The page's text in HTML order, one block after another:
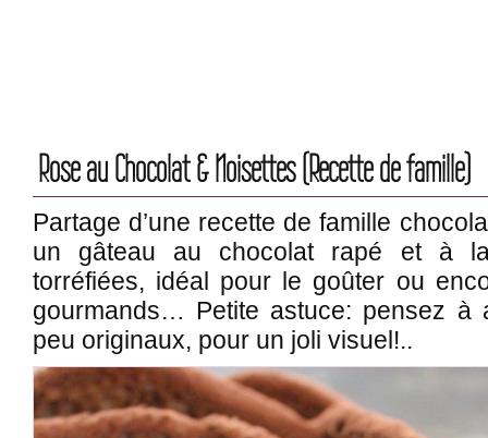
Rose au Chocolat & Noisettes (Recette de famille)
Partage d’une recette de famille
un gâteau au chocolat rapé et à
torréfiées, idéal pour le goûter ou
gourmands… Petite astuce: pensez à
peu originaux, pour un joli visuel!..